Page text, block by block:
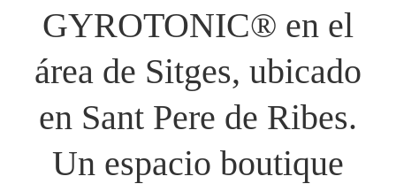
GYROTONIC® en el
área de Sitges, ubicado
en Sant Pere de Ribes.
Un espacio boutique